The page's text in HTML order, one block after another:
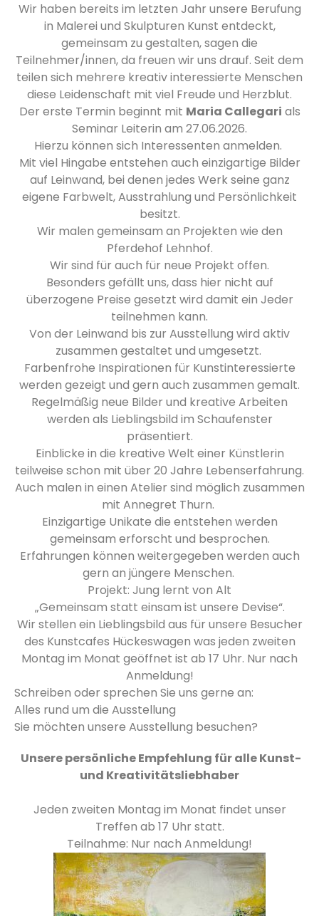
Wir haben bereits im letzten Jahr unsere Berufung
in Malerei und Skulpturen Kunst entdeckt,
gemeinsam zu gestalten, sagen die
Teilnehmer/innen, da freuen wir uns drauf. Seit dem
teilen sich mehrere kreativ interessierte Menschen
diese Leidenschaft mit viel Freude und Herzblut.
Der erste Termin beginnt mit Maria Callegari als
Seminar Leiterin am 27.06.2026.
Hierzu können sich Interessenten anmelden.
Mit viel Hingabe entstehen auch einzigartige Bilder
auf Leinwand, bei denen jedes Werk seine ganz
eigene Farbwelt, Ausstrahlung und Persönlichkeit
besitzt.
Wir malen gemeinsam an Projekten wie den
Pferdehof Lehnhof.
Wir sind für auch für neue Projekt offen.
Besonders gefällt uns, dass hier nicht auf
überzogene Preise gesetzt wird damit ein Jeder
teilnehmen kann.
Von der Leinwand bis zur Ausstellung wird aktiv
zusammen gestaltet und umgesetzt.
Farbenfrohe Inspirationen für Kunstinteressierte
werden gezeigt und gern auch zusammen gemalt.
Regelmäßig neue Bilder und kreative Arbeiten
werden als Lieblingsbild im Schaufenster
präsentiert.
Einblicke in die kreative Welt einer Künstlerin
teilweise schon mit über 20 Jahre Lebenserfahrung.
Auch malen in einen Atelier sind möglich zusammen
mit Annegret Thurn.
Einzigartige Unikate die entstehen werden
gemeinsam erforscht und besprochen.
Erfahrungen können weitergegeben werden auch
gern an jüngere Menschen.
Projekt: Jung lernt von Alt
„Gemeinsam statt einsam ist unsere Devise“.
Wir stellen ein Lieblingsbild aus für unsere Besucher
des Kunstcafes Hückeswagen was jeden zweiten
Montag im Monat geöffnet ist ab 17 Uhr. Nur nach
Anmeldung!
Schreiben oder sprechen Sie uns gerne an:
Alles rund um die Ausstellung
Sie möchten unsere Ausstellung besuchen?
Unsere persönliche Empfehlung für alle Kunst-
und Kreativitätsliebhaber
Jeden zweiten Montag im Monat findet unser
Treffen ab 17 Uhr statt.
Teilnahme: Nur nach Anmeldung!